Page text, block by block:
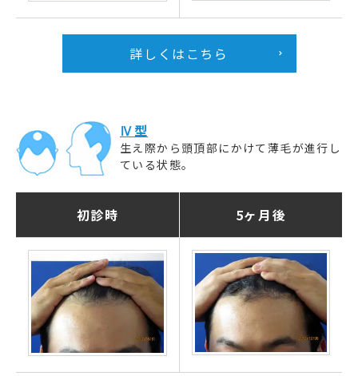
詳しくはこちら
Ⅳ型
生え際から頭頂部にかけて薄毛が進行し
ている状態。
初診時 5ヶ月後